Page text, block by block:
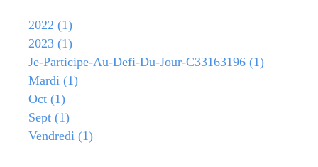
2022 (1)
2023 (1)
Je-Participe-Au-Defi-Du-Jour-C33163196 (1)
Mardi (1)
Oct (1)
Sept (1)
Vendredi (1)